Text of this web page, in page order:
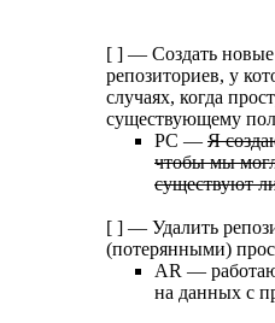
[ ] — Создать новые
репозиториев, у
случаях, когда
существующему
PC — Я
чтобы мы
существуют
[ ] — Удалить
(потерянными)
AR —
на данных с